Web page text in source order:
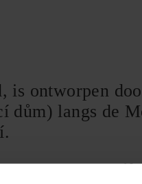
ontworpen
dům) langs de
Most